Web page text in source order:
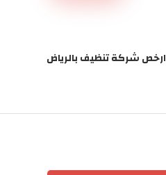
ارخص شركة تنظيف بالرياض